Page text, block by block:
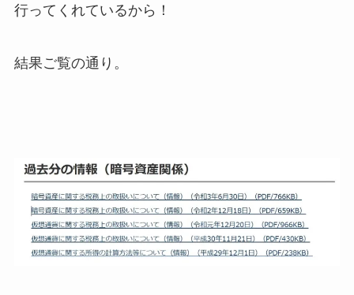
行ってくれているから！
結果ご覧の通り。